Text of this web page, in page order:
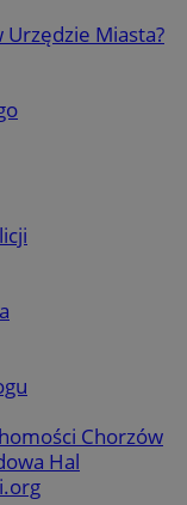
Urzędzie Miasta?
Chorzów
Hal